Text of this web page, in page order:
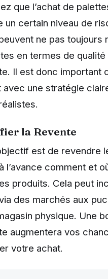
que l’achat de
un certain niveau de
ne pas toujours
en termes de qualité
Il est donc important
avec une stratégie
la Revente
est de revendre
l’avance comment et
produits. Cela peut
des marchés aux
physique. Une
augmentera vos
votre achat.